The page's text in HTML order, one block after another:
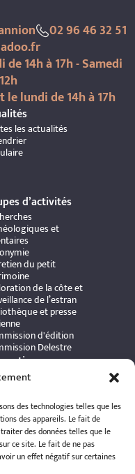
des technologies telles que les
des appareils. Le fait de
des données telles que le
ce site. Le fait de ne pas
un effet négatif sur certaines
02 96 46 32 51
14h à 17h - Samedi
lundi de 14h à 17h
les actualités
d’activités
et
du petit
de la côte et
de l’estran
et presse
d'édition
Delestre
à l’association
de
de cookies
légales
éditeur